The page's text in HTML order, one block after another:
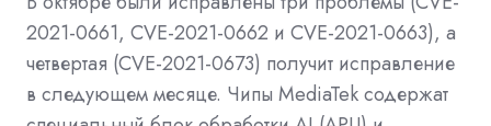
2021-0661, CVE-2021-0662 и CVE-2021-0663), а
четвертая (CVE-2021-0673) получит исправление ​​
в следующем месяце. Чипы MediaTek содержат